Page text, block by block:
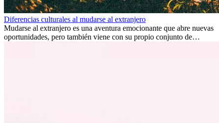
Diferencias culturales al mudarse al extranjero
Mudarse al extranjero es una aventura emocionante que abre nuevas
oportunidades, pero también viene con su propio conjunto de